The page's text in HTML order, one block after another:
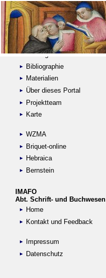
Suche
Handschriftensammlungen
Digitalisierte Handschriften
Kataloge
Bibliographie
Materialien
Über dieses Portal
Projektteam
Karte
WZMA
Briquet-online
Hebraica
Bernstein
IMAFO
Abt. Schrift- und Buchwesen
Home
Kontakt und Feedback
Impressum
Datenschutz